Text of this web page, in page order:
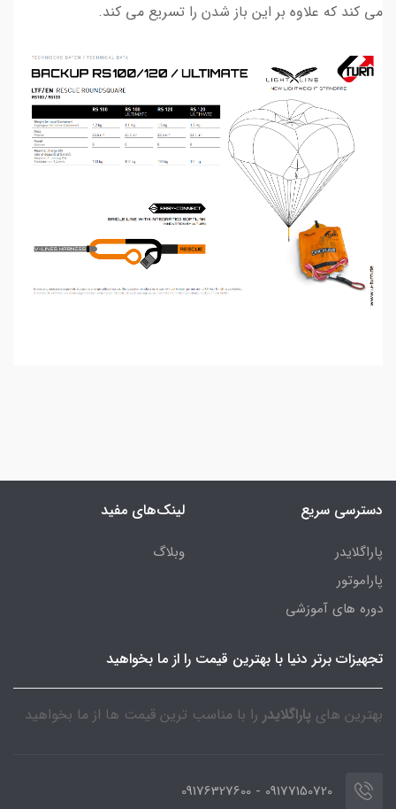
می کند که علاوه بر این باز شدن را تسریع می کند.
دسترسی سریع
پاراگلایدر
پاراموتور
دوره های آموزشی
لینک‌های مفید
وبلاگ
تجهیزات برتر دنیا با بهترین قیمت را از ما بخواهید
بهترین های پاراگلایدر را با مناسب ترین قیمت ها از ما بخواهید
09177150720 - 09176327600